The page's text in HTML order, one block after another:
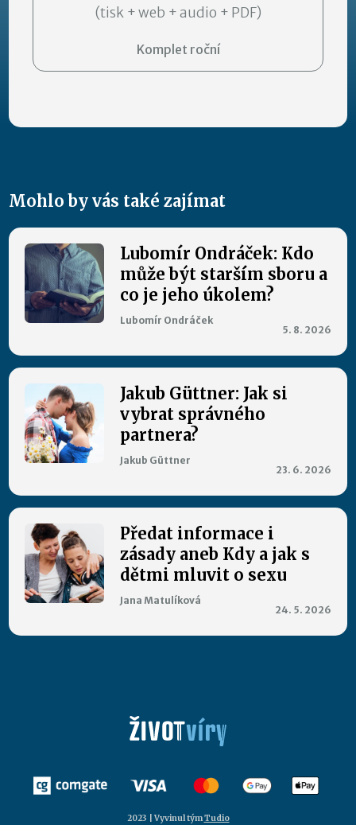
(tisk + web + audio + PDF)
Komplet roční
Mohlo by vás také zajímat
Lubomír Ondráček: Kdo
může být starším sboru a
co je jeho úkolem?
Lubomír Ondráček
5. 8. 2026
Jakub Güttner: Jak si
vybrat správného
partnera?
Jakub Güttner
23. 6. 2026
Předat informace i
zásady aneb Kdy a jak s
dětmi mluvit o sexu
Jana Matulíková
24. 5. 2026
2023 | Vyvinul týmTudio